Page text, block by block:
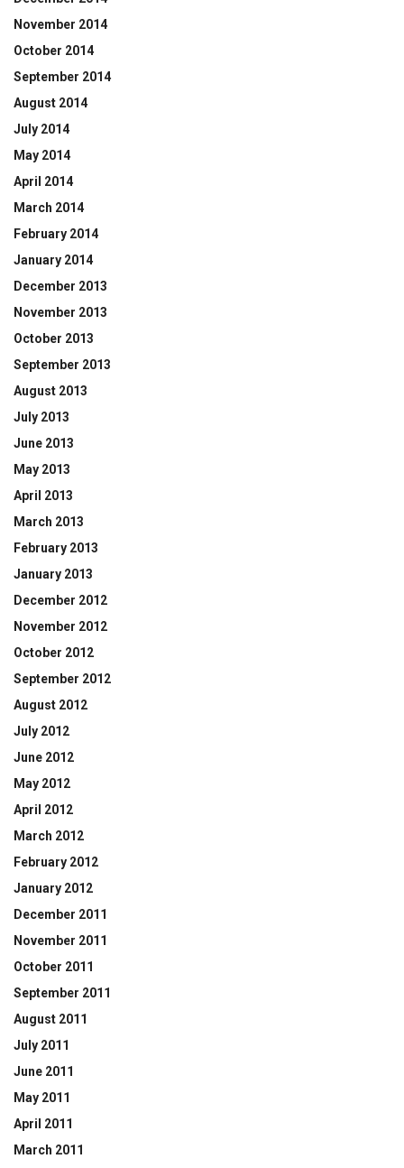
November 2014
October 2014
September 2014
August 2014
July 2014
May 2014
April 2014
March 2014
February 2014
January 2014
December 2013
November 2013
October 2013
September 2013
August 2013
July 2013
June 2013
May 2013
April 2013
March 2013
February 2013
January 2013
December 2012
November 2012
October 2012
September 2012
August 2012
July 2012
June 2012
May 2012
April 2012
March 2012
February 2012
January 2012
December 2011
November 2011
October 2011
September 2011
August 2011
July 2011
June 2011
May 2011
April 2011
March 2011